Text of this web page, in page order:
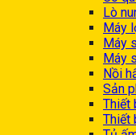
Lò
Máy
Máy
Máy
Nồi
Sản
Thiết
Thiết